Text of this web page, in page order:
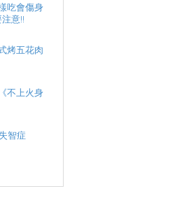
吃會傷身
意!!
烤五花肉
不上火身
智症